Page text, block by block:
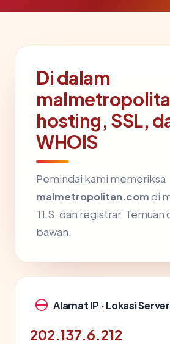
Di dalam
hosting, SSL,
WHOIS
Pemindai kami memeriksa
malmetropolitan.comdi
TLS, dan registrar. Temuan
bawah.
Alamat IP · Lokasi Server
202.137.6.212